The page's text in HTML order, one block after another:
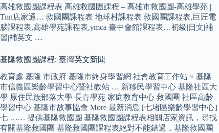
高雄救國團課程表 高雄救國團課程 – 高雄市救國團-高雄學苑 |
Tnn店家通… 救國團課程表 地球村課程表 救國團課程表,巨匠電
腦課程表,高雄學苑課程表,ymca 臺中會館課程表…初級|日文|補
習|補英文 …
基隆救國團課程: 臺灣英文新聞
教育處 基隆 市政府 基隆市終身學習網 社會教育工作站 × 基隆
市信義區樂齡學習中心暨社教站 … 新移民學習中心 基隆社區大
學 原住民族部落大學 長青學苑 家庭教育中心 救國團 社區高齡
學習中心 基隆市故事協會 More 最新消息 [七堵區樂齡學習中心]
七 …… 提供基隆救國團 基隆救國團課程表相關店家資訊，尋找
有關基隆救國團 基隆救國團課程表絕對不能錯過，基隆救國團